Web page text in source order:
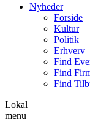
Nyheder
Forside
Kultur
Politik
Erhverv
Find
Find
Find
Lokal
menu